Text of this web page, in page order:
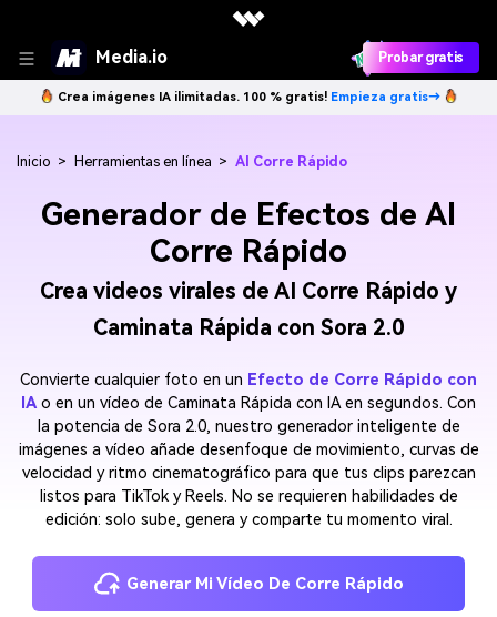
Media.io Probar gratis
Crea imágenes IA ilimitadas. 100 % gratis! Empieza gratis→
Inicio > Herramientas en línea > AI Corre Rápido
Generador de Efectos de AI
Corre Rápido
Crea videos virales de AI Corre Rápido y
Caminata Rápida con Sora 2.0
Convierte cualquier foto en un Efecto de Corre Rápido con
IA o en un vídeo de Caminata Rápida con IA en segundos. Con
la potencia de Sora 2.0, nuestro generador inteligente de
imágenes a vídeo añade desenfoque de movimiento, curvas de
velocidad y ritmo cinematográfico para que tus clips parezcan
listos para TikTok y Reels. No se requieren habilidades de
edición: solo sube, genera y comparte tu momento viral.
Generar Mi Vídeo De Corre Rápido